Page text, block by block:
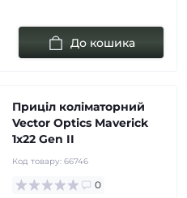
До кошика
Приціл коліматорний
Vector Optics Maverick
1x22 Gen II
Код товару: 66746
0